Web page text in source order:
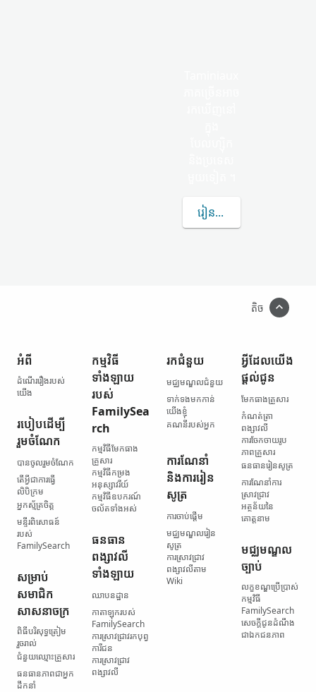
រៀន​បន្ថែម​ទៀត​អំពី
តិច
អំពី
ដំណើររឿង​របស់​
យើង
របៀប​ដើម្បី​
រួមចំណែក
បានចូលរួមចំណែក
តើ​អ្វី​ជា​ការធ្វើ​
លិបិក្រម
អ្នកស្ម័គ្រចិត្ត
មន្ទីរ​ពិសោធន៍​
របស់
FamilySearch
សម្រាប់​
សមាជិក​
សាសនាចក្រ
ពិធី​បរិសុទ្ធ​ត្រៀម​
រួចរាល់
ជំនួយ​ឈ្មោះ​គ្រួសារ
ធនធាន​ភាពជាអ្នក
ដឹកនាំ
កម្មវិធី​
ទាំងឡាយ​
របស់
FamilySea
rch
កម្មវិធី​មែកធាង​
គ្រួសារ
កម្មវិធី​កម្រង​
អនុស្សាវរីយ៍
កម្មវិធី​ឧបករណ៍​
ចល័ត​ទាំងអស់
ធនធាន​
ពង្សាវលី​
ទាំងឡាយ
ឈាបនដ្ឋាន
កាតាឡុក​របស់
FamilySearch
ការស្រាវជ្រាវ​រក​បុព្វ
ការីជន
ការស្រាវជ្រាវ​
ពង្សាវលី
រក​ជំនួយ
មជ្ឈមណ្ឌល​ជំនួយ
ទាក់ទង​មកកាន់​
យើងខ្ញុំ
គណនី​របស់​អ្នក
ការណែនាំ
និង​ការរៀន
សូត្រ
ការចាប់ផ្ដើម
មជ្ឈមណ្ឌល​រៀន
សូត្រ
ការស្រាវជ្រាវ​
ពង្សាវលី​តាម
Wiki
អ្វី​ដែល​យើង​
ផ្ដល់ជូន
មែកធាង​គ្រួសារ
កំណត់ត្រា​
ពង្សាវលី
ការចែកចាយ​រូប
ភាព​គ្រួសារ
ធនធាន​រៀនសូត្រ
ការណែនាំ​ការ
ស្រាវជ្រាវ
អត្ថន័យ​នៃ​
គោត្តនាម
មជ្ឈមណ្ឌល​
ច្បាប់
លក្ខខណ្ឌ​ប្រើប្រាស់​
កម្មវិធី
FamilySearch
សេចក្តីជូនដំណឹង​
ជា​ឯកជនភាព